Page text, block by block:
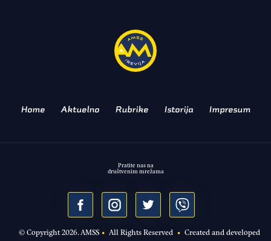
Home Aktuelno Rubrike Istorija Impresum
© Copyright2026. AMSS• All Rights Reserved • Created and developed
Pratite nas na
društvenim mrežama